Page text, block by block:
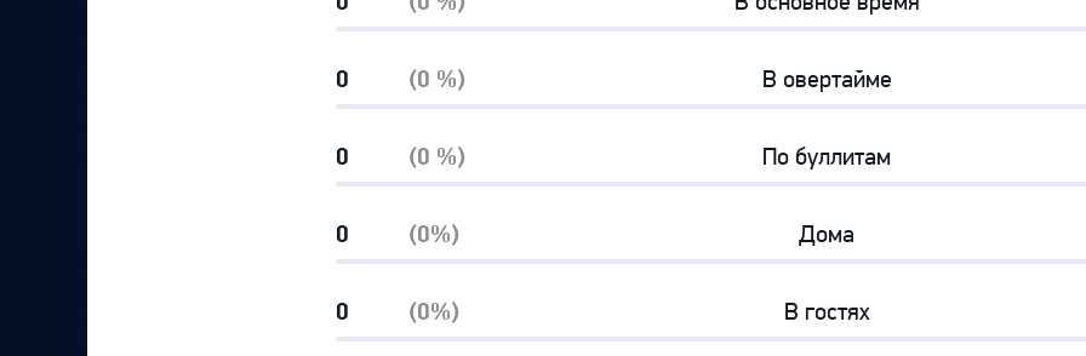
0%
0%
0
(0 %) В овертайме
0%
0%
0
(0 %) По буллитам
0%
0%
0
(0%) Дома
0%
0%
0
(0%) В гостях
0%
0%